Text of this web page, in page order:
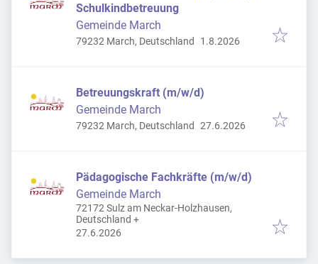
Schulkindbetreuung
Gemeinde March
79232 March, Deutschland Veröffentlicht
1.8.2026
Betreuungskraft (m/w/d)
Gemeinde March
79232 March, Deutschland Veröffentlicht
27.6.2026
Pädagogische Fachkräfte (m/w/d)
Gemeinde March
72172 Sulz am Neckar-Holzhausen,
Deutschland +
Veröffentlicht
27.6.2026